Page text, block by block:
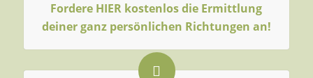
Fordere HIER kostenlos die Ermittlung
deiner ganz persönlichen Richtungen an!